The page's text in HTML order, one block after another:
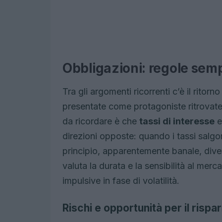
Obbligazioni: regole
Tra gli argomenti ricorrenti c’è il
presentate come protagoniste
da ricordare è che tassi di interesse e
direzioni opposte: quando i tassi
principio, apparentemente banale,
valuta la durata e la sensibilità al
impulsive in fase di volatilità.
Rischi e opportunità per il